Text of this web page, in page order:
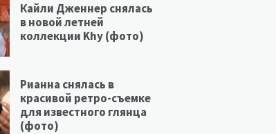
Кайли Дженнер снялась
в новой летней
коллекции Khy (фото)
Рианна снялась в
красивой ретро-съемке
для известного глянца
(фото)